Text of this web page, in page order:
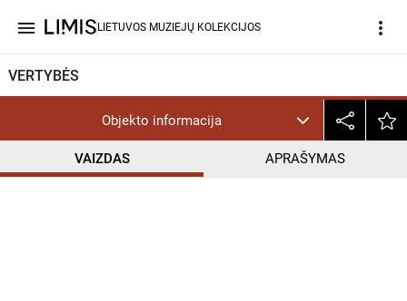
menu LIETUVOS MUZIEJŲ KOLEKCIJOS more_vert
VERTYBĖS
Objekto informacija
VAIZDAS APRAŠYMAS